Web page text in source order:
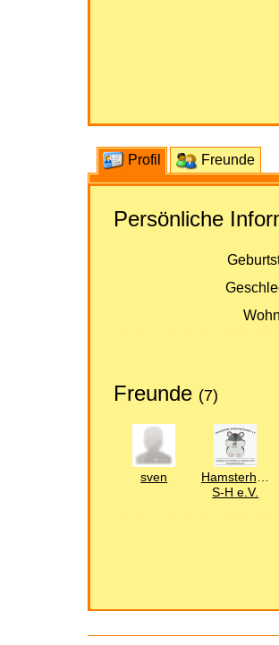
Profil Freunde
Persönliche
Freunde (7)
sven
Hamsterhilfe
S-H e.V.